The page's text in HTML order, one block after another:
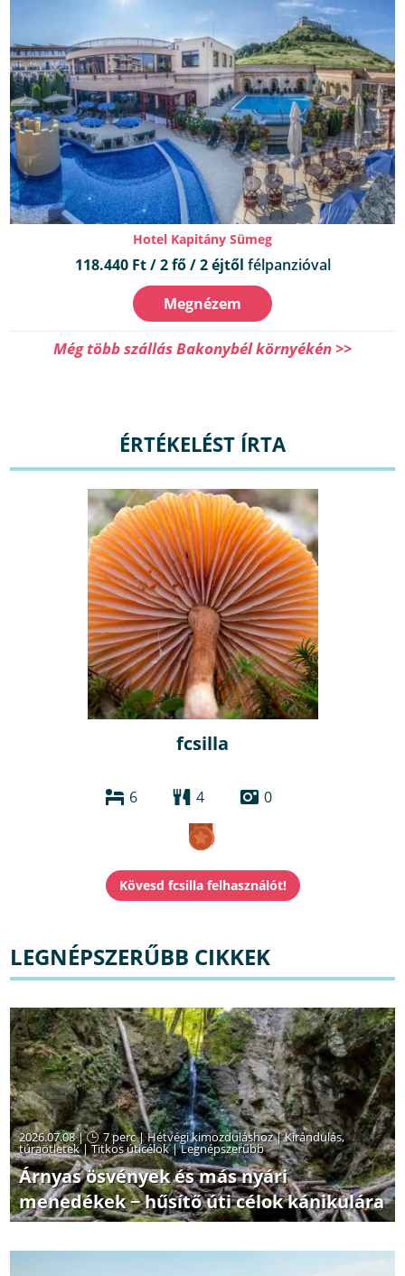
Hotel Kapitány Sümeg
118.440 Ft / 2 fő / 2 éjtől félpanzióval
Megnézem
Még több szállás Bakonybél környékén >>
ÉRTÉKELÉST ÍRTA
fcsilla
6 4 0
LEGNÉPSZERŰBB CIKKEK
2026.07.08 | 7 perc|Hétvégi kimozduláshoz|Kirándulás,
túraötletek|Titkos úticélok|Legnépszerűbb
Árnyas ösvények és más nyári
menedékek − hűsítő úti célok kánikulára